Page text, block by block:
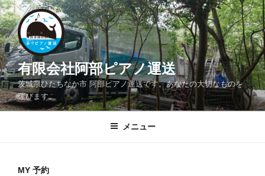
コ
ン
テ
ン
ツ
へ
ス
キ
有限会社阿部ピアノ運送
茨城県ひたちなか市 阿部ピアノ運送です。あなたの大切なものを
運びます。
メニュー
MY 予約